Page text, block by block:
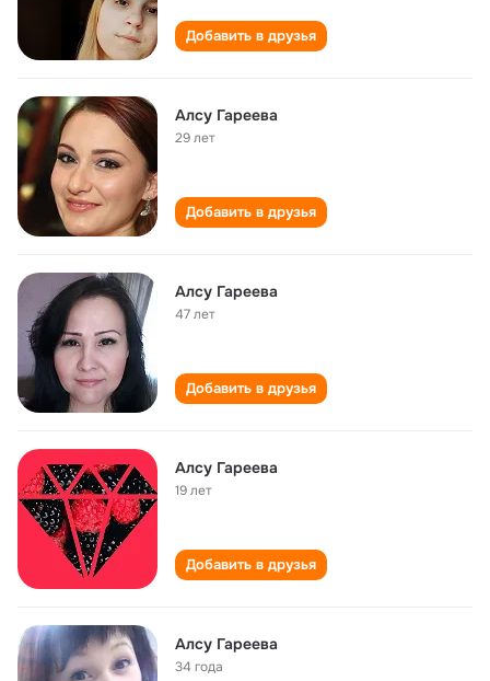
Добавить в друзья
Алсу Гареева
29 лет
Добавить в друзья
Алсу Гареева
47 лет
Добавить в друзья
Алсу Гареева
19 лет
Добавить в друзья
Алсу Гареева
34 года